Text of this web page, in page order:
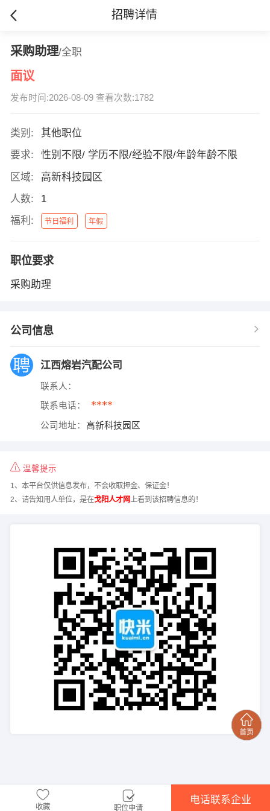
招聘详情
采购助理/全职
面议
发布时间:2026-08-09 查看次数:1782
类别:
其他职位
要求:
性别不限/ 学历不限/经验不限/年龄年龄不限
区域:
高新科技园区
人数:
1
福利:
节日福利 年假
职位要求
采购助理
公司信息
江西熔岩汽配公司
联系人：
联系电话： ****
公司地址： 高新科技园区
温馨提示
1、本平台仅供信息发布，不会收取押金、保证金！
2、请告知用人单位，是在戈阳人才网 上看到该招聘信息的！
收藏 职位申请
电话联系企业